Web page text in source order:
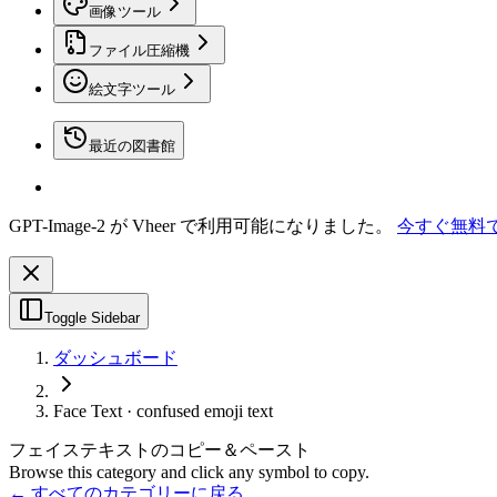
画像ツール
ファイル圧縮機
絵文字ツール
最近の図書館
GPT-Image-2 が Vheer で利用可能になりました。 今すぐ無料
Toggle Sidebar
ダッシュボード
Face Text · confused emoji text
フェイステキストのコピー＆ペースト
Browse this category and click any symbol to copy.
← すべてのカテゴリーに戻る